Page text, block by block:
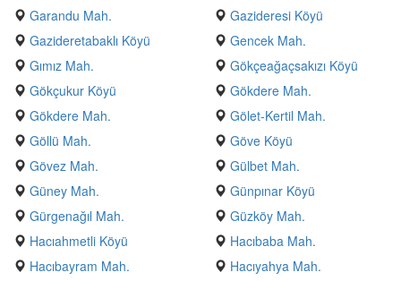
Garandu Mah.
Gazideresi Köyü
Gazideretabaklı Köyü
Gencek Mah.
Gımız Mah.
Gökçeağaçsakızı Köyü
Gökçukur Köyü
Gökdere Mah.
Gökdere Mah.
Gölet-Kertil Mah.
Göllü Mah.
Göve Köyü
Gövez Mah.
Gülbet Mah.
Güney Mah.
Günpınar Köyü
Gürgenağıl Mah.
Güzköy Mah.
Hacıahmetli Köyü
Hacıbaba Mah.
Hacıbayram Mah.
Hacıyahya Mah.